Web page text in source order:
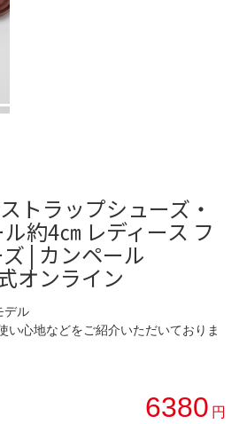
トラップシューズ・
約4㎝ レディース フ
| カンペール
オンライン
デル
い心地などをご紹介いただいておりま
6380 円